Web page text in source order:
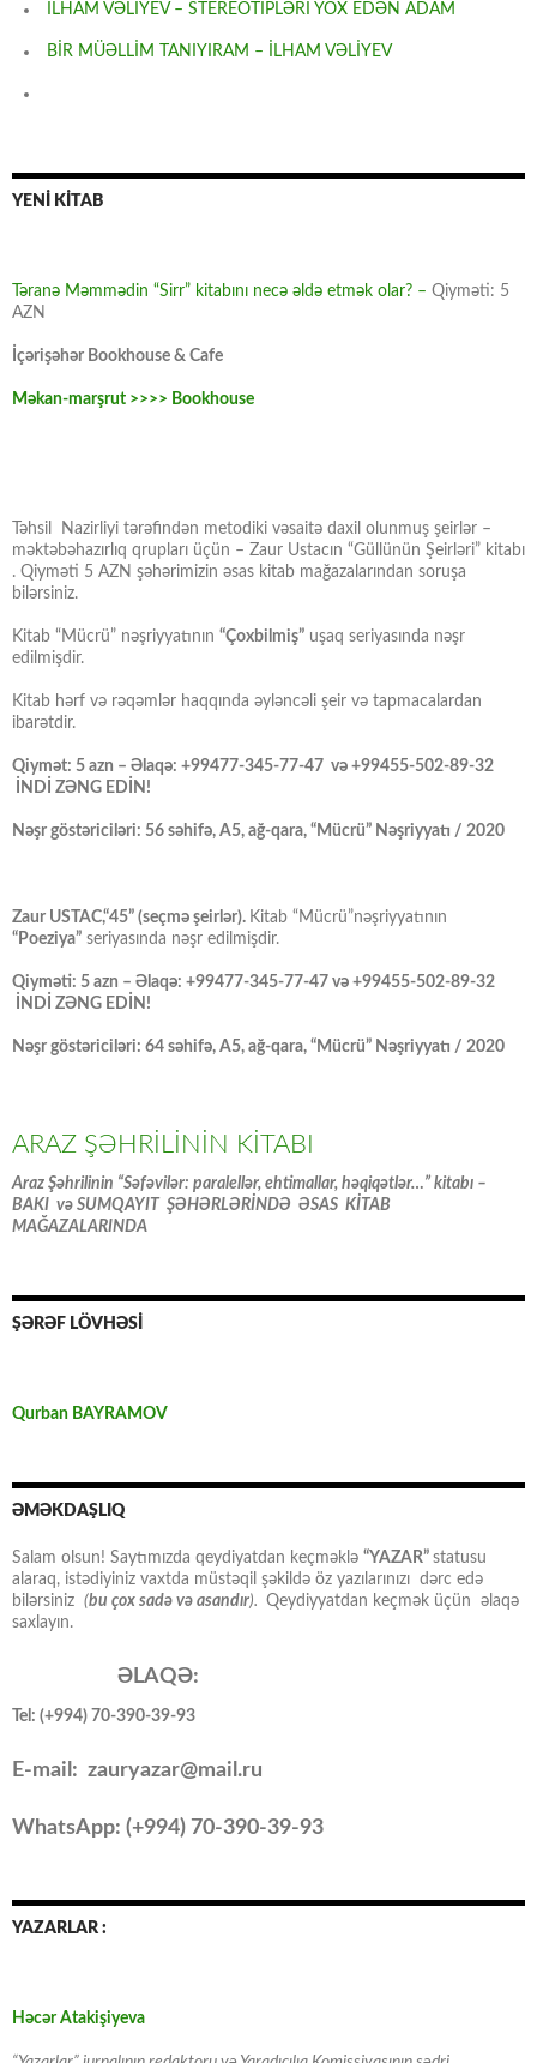
İLHAM VƏLİYEV – STEREOTİPLƏRİ YOX EDƏN ADAM
BİR MÜƏLLİM TANIYIRAM – İLHAM VƏLİYEV
YENİ KİTAB
Təranə Məmmədin “Sirr” kitabını necə əldə etmək olar? – Qiyməti: 5
AZN
İçərişəhər Bookhouse & Cafe
Məkan-marşrut >>>> Bookhouse
Təhsil Nazirliyi tərəfindən metodiki vəsaitə daxil olunmuş şeirlər –
məktəbəhazırlıq qrupları üçün – Zaur Ustacın “Güllünün Şeirləri” kitabı
. Qiyməti 5 AZN şəhərimizin əsas kitab mağazalarından soruşa
bilərsiniz.
Kitab “Mücrü” nəşriyyatının “Çoxbilmiş” uşaq seriyasında nəşr
edilmişdir.
Kitab hərf və rəqəmlər haqqında əyləncəli şeir və tapmacalardan
ibarətdir.
Qiymət: 5 azn – Əlaqə: +99477-345-77-47 və +99455-502-89-32
İNDİ ZƏNG EDİN!
Nəşr göstəriciləri: 56 səhifə, A5, ağ-qara, “Mücrü” Nəşriyyatı / 2020
Zaur USTAC,“45” (seçmə şeirlər). Kitab “Mücrü”nəşriyyatının
“Poeziya” seriyasında nəşr edilmişdir.
Qiyməti: 5 azn – Əlaqə: +99477-345-77-47 və +99455-502-89-32
İNDİ ZƏNG EDİN!
Nəşr göstəriciləri: 64 səhifə, A5, ağ-qara, “Mücrü” Nəşriyyatı / 2020
ARAZ ŞƏHRİLİNİN KİTABI
Araz Şəhrilinin “Səfəvilər: paralellər, ehtimallar, həqiqətlər…” kitabı –
BAKI və SUMQAYIT ŞƏHƏRLƏRİNDƏ ƏSAS KİTAB
MAĞAZALARINDA
ŞƏRƏF LÖVHƏSİ
Qurban BAYRAMOV
ƏMƏKDAŞLIQ
Salam olsun! Saytımızda qeydiyatdan keçməklə “YAZAR” statusu
alaraq, istədiyiniz vaxtda müstəqil şəkildə öz yazılarınızı dərc edə
bilərsiniz (bu çox sadə və asandır). Qeydiyyatdan keçmək üçün əlaqə
saxlayın.
ƏLAQƏ:
Tel: (+994) 70-390-39-93
E-mail: zauryazar@mail.ru
WhatsApp: (+994) 70-390-39-93
YAZARLAR :
Həcər Atakişiyeva